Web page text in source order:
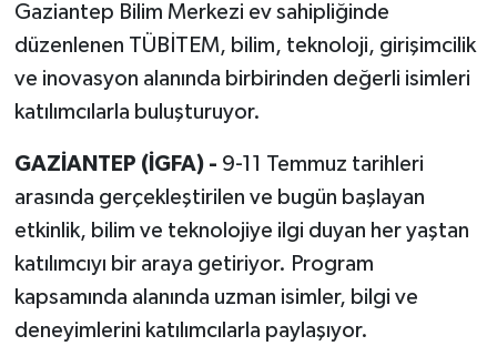
Gaziantep Bilim Merkezi ev sahipliğinde
düzenlenen TÜBİTEM, bilim, teknoloji, girişimcilik
ve inovasyon alanında birbirinden değerli isimleri
katılımcılarla buluşturuyor.
GAZİANTEP (İGFA) - 9-11 Temmuz tarihleri
arasında gerçekleştirilen ve bugün başlayan
etkinlik, bilim ve teknolojiye ilgi duyan her yaştan
katılımcıyı bir araya getiriyor. Program
kapsamında alanında uzman isimler, bilgi ve
deneyimlerini katılımcılarla paylaşıyor.